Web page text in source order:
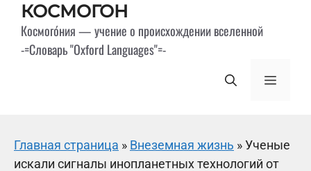
КОСМОГОН
Космого́ния — учение о происхождении вселенной
-=Словарь "Oxford Languages"=-
Меню
Главная страница » Внеземная жизнь »Ученые
искали сигналы инопланетных технологий от